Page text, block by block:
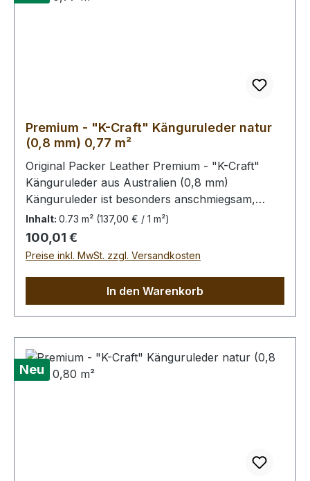
Premium - "K-Craft" Känguruleder natur
(0,8 mm) 0,77 m²
Original Packer Leather Premium - "K-Craft"
Känguruleder aus Australien (0,8 mm)
Känguruleder ist besonders anschmiegsam,
dennoch äußerst zug.- und reißfest. Rein
pflanzliche Gerbung ohne
Oberflächenbehandlung. Die Kängurus leben im
Freiland, kleinere Narben von Dornstichen u.ä.
wenig prägnant.Bei Bestellung von diesem Stück
erhalten Sie ein 0,73 m² großes Leder. Das
Inhalt: 0.73 m² (137,00 € / 1 m²)
Regulärer Preis:
100,01 €
Preise inkl. MwSt. zzgl. Versandkosten
In den Warenkorb
Neu